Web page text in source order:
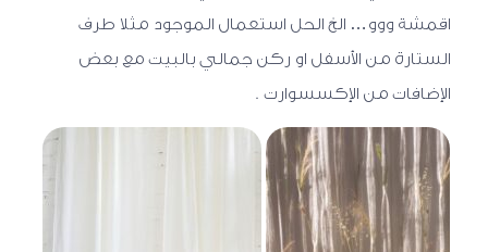
اقمشة ووو… الخ الحل استعمال الموجود مثلا طرف
الستارة من الأسفل او ركن جمالي بالبيت مع بعض
الإضافات من الإكسسوارت .